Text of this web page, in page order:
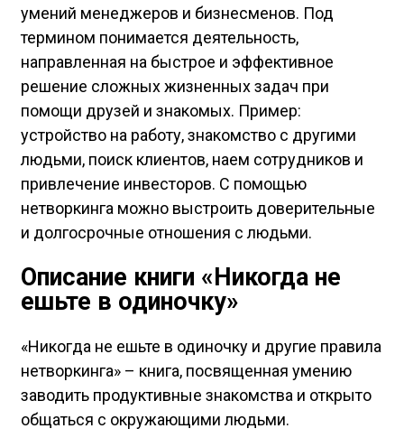
умений менеджеров и бизнесменов. Под
термином понимается деятельность,
направленная на быстрое и эффективное
решение сложных жизненных задач при
помощи друзей и знакомых. Пример:
устройство на работу, знакомство с другими
людьми, поиск клиентов, наем сотрудников и
привлечение инвесторов. С помощью
нетворкинга можно выстроить доверительные
и долгосрочные отношения с людьми.
Описание книги «Никогда не
ешьте в одиночку»
«Никогда не ешьте в одиночку и другие правила
нетворкинга» – книга, посвященная умению
заводить продуктивные знакомства и открыто
общаться с окружающими людьми.